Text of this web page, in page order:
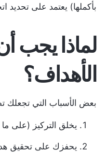
بأكملها) يعتمد على تحديد
لماذا يجب
الأهداف؟
بعض الأسباب التي تجعلك
يخلق التركيز (على
يحفزك على تحقيق